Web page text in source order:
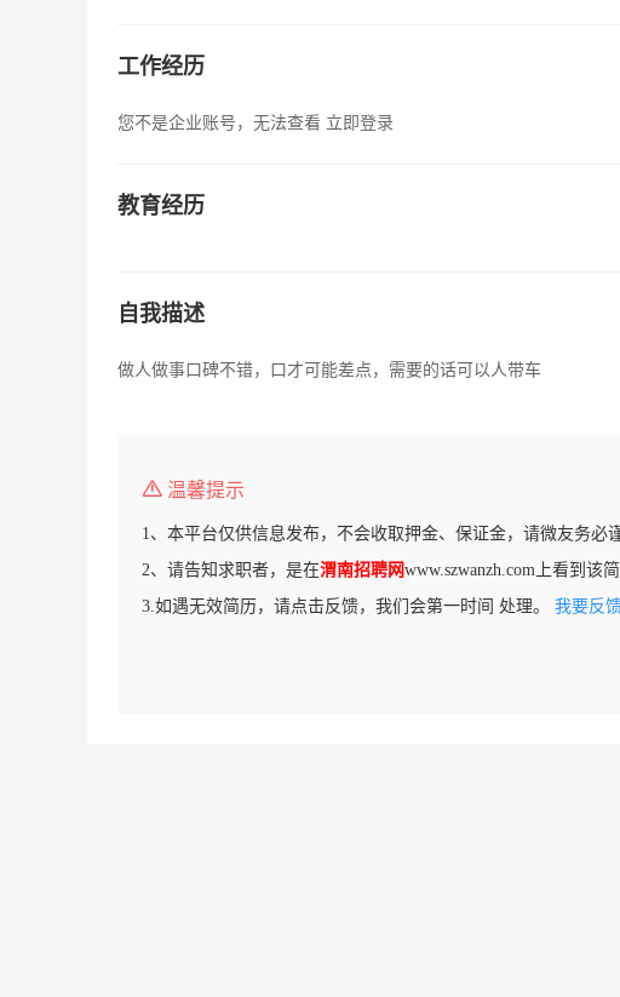
工作经历
您不是企业账号，无法查看 立即登录
教育经历
自我描述
做人做事口碑不错，口才可能差点，需要的话可以人带车
温馨提示
1、本平台仅供信息发布，不会收取押金、保证金，请微友务必谨
2、请告知求职者，是在渭南招聘网www.szwanzh.com上看到该简
3.如遇无效简历，请点击反馈，我们会第一时间 处理。 我要反